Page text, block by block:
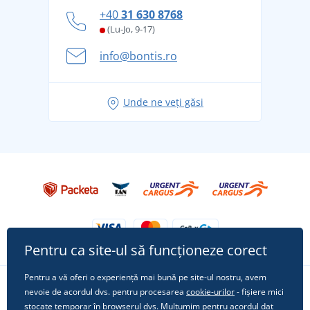
și în siguranță
Aventura de vară începe cu bagajul - pregătiți-vă
Tricoul preferat City în rol principal: ținute pentru
+4031 630 8768
(Lu-Jo, 9-17)
info@bontis.ro
Unde ne veți găsi
Urmărește-ne pe rețelele sociale
Pentru ca site-ul să funcționeze corect
Pentru a vă oferi o experiență mai bună pe site-ul nostru, avem
nevoie de acordul dvs. pentru procesarea cookie-urilor- fișiere mici
stocate temporar în browserul dvs. Mulțumim pentru acordul dat